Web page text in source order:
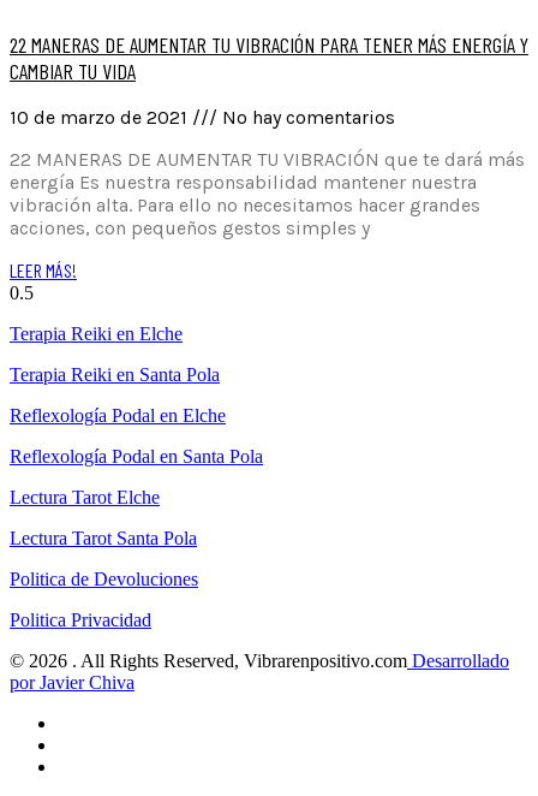
22 MANERAS DE AUMENTAR TU VIBRACIÓN PARA TENER MÁS ENERGÍA Y
CAMBIAR TU VIDA
10 de marzo de 2021
No hay comentarios
22 MANERAS DE AUMENTAR TU VIBRACIÓN que te dará más
energía Es nuestra responsabilidad mantener nuestra
vibración alta. Para ello no necesitamos hacer grandes
acciones, con pequeños gestos simples y
LEER MÁS!
Terapia Reiki en Elche
Terapia Reiki en Santa Pola
Reflexología Podal en Elche
Reflexología Podal en Santa Pola
Lectura Tarot Elche
Lectura Tarot Santa Pola
Politica de Devoluciones
Politica Privacidad
© 2026 . All Rights Reserved, Vibrarenpositivo.com Desarrollado
por Javier Chiva